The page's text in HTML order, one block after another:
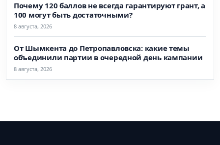
Почему 120 баллов не всегда гарантируют грант, а
100 могут быть достаточными?
8 августа, 2026
От Шымкента до Петропавловска: какие темы
объединили партии в очередной день кампании
8 августа, 2026